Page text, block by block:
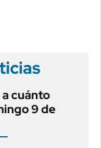
cuánto
9 de